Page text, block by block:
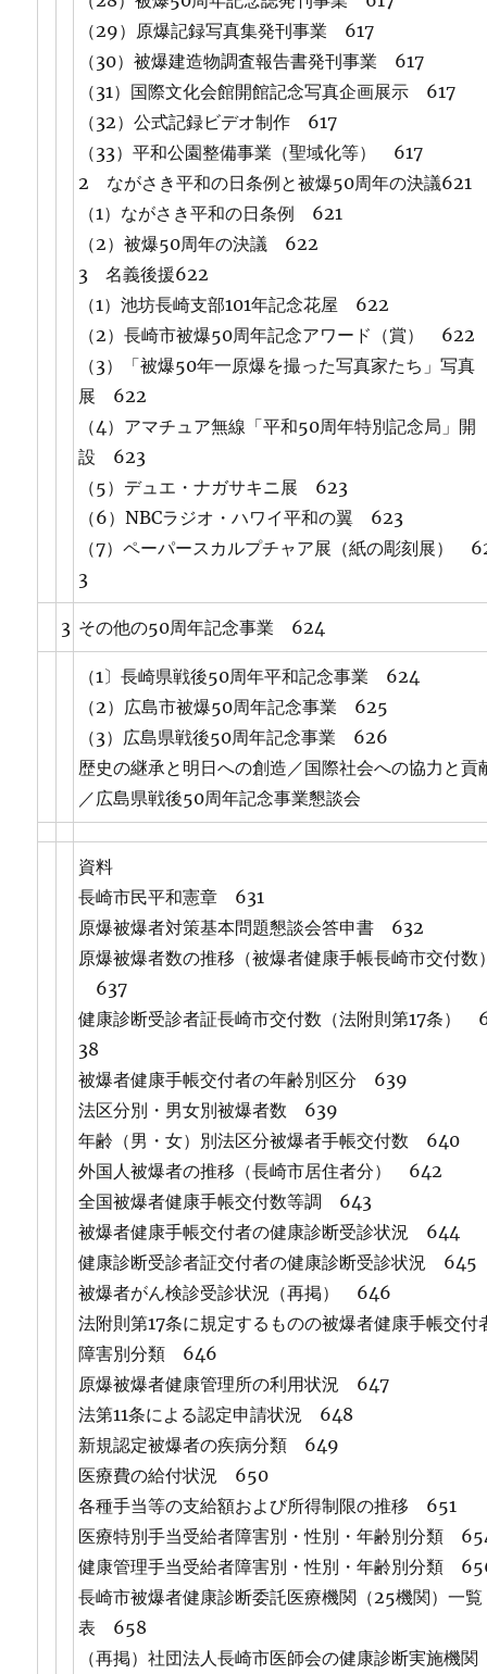
（29）原爆記録写真集発刊事業 617
（30）被爆建造物調査報告書発刊事業 617
（31）国際文化会館開館記念写真企画展示 617
（32）公式記録ビデオ制作 617
（33）平和公園整備事業（聖域化等） 617
2 ながさき平和の日条例と被爆50周年の決議621
（1）ながさき平和の日条例 621
（2）被爆50周年の決議 622
3 名義後援622
（1）池坊長崎支部101年記念花屋 622
（2）長崎市被爆50周年記念アワード（賞） 622
（3）「被爆50年一原爆を撮った写真家たち」写真
展 622
（4）アマチュア無線「平和50周年特別記念局」開
設 623
（5）デュエ・ナガサキニ展 623
（6）NBCラジオ・ハワイ平和の翼 623
（7）ペーパースカルプチャア展（紙の彫刻展）
3
3 その他の50周年記念事業 624
（1〕長崎県戦後50周年平和記念事業 624
（2）広島市被爆50周年記念事業 625
（3）広島県戦後50周年記念事業 626
歴史の継承と明日への創造／国際社会への協力と貢
／広島県戦後50周年記念事業懇談会
資料
長崎市民平和憲章 631
原爆被爆者対策基本問題懇談会答申書 632
原爆被爆者数の推移（被爆者健康手帳長崎市交付数
637
健康診断受診者証長崎市交付数（法附則第17条）
38
被爆者健康手帳交付者の年齢別区分 639
法区分別・男女別被爆者数 639
年齢（男・女）別法区分被爆者手帳交付数 640
外国人被爆者の推移（長崎市居住者分） 642
全国被爆者健康手帳交付数等調 643
被爆者健康手帳交付者の健康診断受診状況 644
健康診断受診者証交付者の健康診断受診状況 645
被爆者がん検診受診状況（再掲） 646
法附則第17条に規定するものの被爆者健康手帳交付
障害別分類 646
原爆被爆者健康管理所の利用状況 647
法第11条による認定申請状況 648
新規認定被爆者の疾病分類 649
医療費の給付状況 650
各種手当等の支給額および所得制限の推移 651
医療特別手当受給者障害別・性別・年齢別分類
健康管理手当受給者障害別・性別・年齢別分類
長崎市被爆者健康診断委託医療機関（25機関）一覧
表 658
（再掲）社団法人長崎市医師会の健康診断実施機関